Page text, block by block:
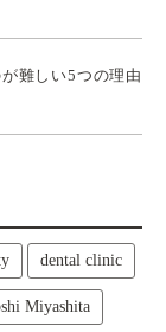
難しい5つの理由
dental clinic
Miyashita